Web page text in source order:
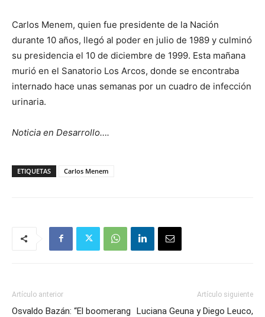
Carlos Menem, quien fue presidente de la Nación
durante 10 años, llegó al poder en julio de 1989 y culminó
su presidencia el 10 de diciembre de 1999. Esta mañana
murió en el Sanatorio Los Arcos, donde se encontraba
internado hace unas semanas por un cuadro de infección
urinaria.
Noticia en Desarrollo….
ETIQUETAS Carlos Menem
Artículo anterior
Osvaldo Bazán: “El boomerang
Artículo siguiente
Luciana Geuna y Diego Leuco,